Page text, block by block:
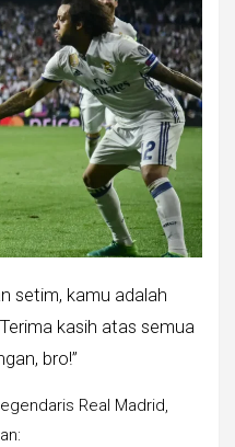
setim, kamu adalah
kasih atas semua
bro!”
Real Madrid,